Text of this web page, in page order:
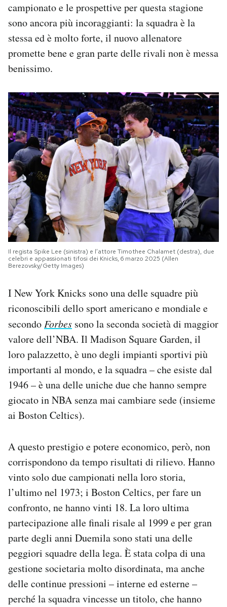
campionato e le prospettive per questa stagione
sono ancora più incoraggianti: la squadra è la
stessa ed è molto forte, il nuovo allenatore
promette bene e gran parte delle rivali non è messa
benissimo.
Il regista Spike Lee (sinistra) e l’attore Timothee Chalamet (destra), due
celebri e appassionati tifosi dei Knicks, 6 marzo 2025 (Allen
Berezovsky/Getty Images)
I New York Knicks sono una delle squadre più
riconoscibili dello sport americano e mondiale e
secondo Forbes sono la seconda società di maggior
valore dell’NBA. Il Madison Square Garden, il
loro palazzetto, è uno degli impianti sportivi più
importanti al mondo, e la squadra – che esiste dal
1946 – è una delle uniche due che hanno sempre
giocato in NBA senza mai cambiare sede (insieme
ai Boston Celtics).
A questo prestigio e potere economico, però, non
corrispondono da tempo risultati di rilievo. Hanno
vinto solo due campionati nella loro storia,
l’ultimo nel 1973; i Boston Celtics, per fare un
confronto, ne hanno vinti 18. La loro ultima
partecipazione alle finali risale al 1999 e per gran
parte degli anni Duemila sono stati una delle
peggiori squadre della lega. È stata colpa di una
gestione societaria molto disordinata, ma anche
delle continue pressioni – interne ed esterne –
perché la squadra vincesse un titolo, che hanno